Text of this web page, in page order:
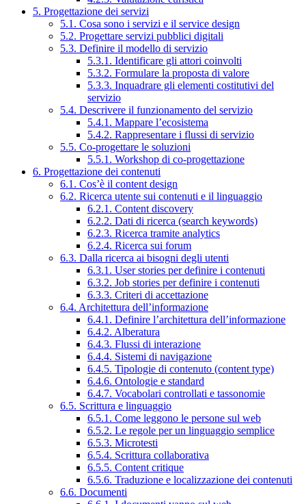
5. Progettazione dei servizi
5.1. Cosa sono i servizi e il service design
5.2. Progettare servizi pubblici digitali
5.3. Definire il modello di servizio
5.3.1. Identificare gli attori coinvolti
5.3.2. Formulare la proposta di valore
5.3.3. Inquadrare gli elementi costitutivi del
servizio
5.4. Descrivere il funzionamento del servizio
5.4.1. Mappare l’ecosistema
5.4.2. Rappresentare i flussi di servizio
5.5. Co-progettare le soluzioni
5.5.1. Workshop di co-progettazione
6. Progettazione dei contenuti
6.1. Cos’è il content design
6.2. Ricerca utente sui contenuti e il linguaggio
6.2.1. Content discovery
6.2.2. Dati di ricerca (search keywords)
6.2.3. Ricerca tramite analytics
6.2.4. Ricerca sui forum
6.3. Dalla ricerca ai bisogni degli utenti
6.3.1. User stories per definire i contenuti
6.3.2. Job stories per definire i contenuti
6.3.3. Criteri di accettazione
6.4. Architettura dell’informazione
6.4.1. Definire l’architettura dell’informazione
6.4.2. Alberatura
6.4.3. Flussi di interazione
6.4.4. Sistemi di navigazione
6.4.5. Tipologie di contenuto (content type)
6.4.6. Ontologie e standard
6.4.7. Vocabolari controllati e tassonomie
6.5. Scrittura e linguaggio
6.5.1. Come leggono le persone sul web
6.5.2. Le regole per un linguaggio semplice
6.5.3. Microtesti
6.5.4. Scrittura collaborativa
6.5.5. Content critique
6.5.6. Traduzione e localizzazione dei contenuti
6.6. Documenti